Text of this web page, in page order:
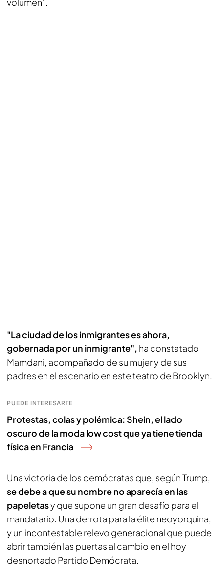
"La ciudad de los inmigrantes es ahora,
gobernada por un inmigrante", ha constatado
Mamdani, acompañado de su mujer y de sus
padres en el escenario en este teatro de Brooklyn.
PUEDE INTERESARTE
Protestas, colas y polémica: Shein, el lado
oscuro de la moda low cost que ya tiene tienda
física en Francia
Una victoria de los demócratas que, según Trump,
se debe a que su nombre no aparecía en las
papeletasy que supone un gran desafío para el
mandatario. Una derrota para la élite neoyorquina,
y un incontestable relevo generacional que puede
abrir también las puertas al cambio en el hoy
desnortado Partido Demócrata.